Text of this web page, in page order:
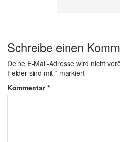
Schreibe einen
Deine E-Mail-Adresse wird nicht
Felder sind mit * markiert
Kommentar*